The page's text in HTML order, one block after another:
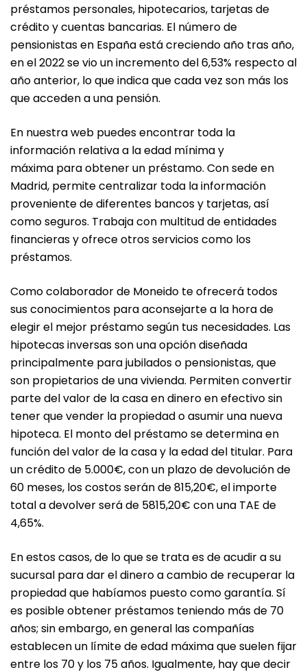
préstamos personales, hipotecarios, tarjetas de
crédito y cuentas bancarias. El número de
pensionistas en España está creciendo año tras año,
en el 2022 se vio un incremento del 6,53% respecto al
año anterior, lo que indica que cada vez son más los
que acceden a una pensión.
En nuestra web puedes encontrar toda la
información relativa a la edad mínima y
máxima para obtener un préstamo. Con sede en
Madrid, permite centralizar toda la información
proveniente de diferentes bancos y tarjetas, así
como seguros. Trabaja con multitud de entidades
financieras y ofrece otros servicios como los
préstamos.
Como colaborador de Moneido te ofrecerá todos
sus conocimientos para aconsejarte a la hora de
elegir el mejor préstamo según tus necesidades. Las
hipotecas inversas son una opción diseñada
principalmente para jubilados o pensionistas, que
son propietarios de una vivienda. Permiten convertir
parte del valor de la casa en dinero en efectivo sin
tener que vender la propiedad o asumir una nueva
hipoteca. El monto del préstamo se determina en
función del valor de la casa y la edad del titular. Para
un crédito de 5.000€, con un plazo de devolución de
60 meses, los costos serán de 815,20€, el importe
total a devolver será de 5815,20€ con una TAE de
4,65%.
En estos casos, de lo que se trata es de acudir a su
sucursal para dar el dinero a cambio de recuperar la
propiedad que habíamos puesto como garantía. Sí
es posible obtener préstamos teniendo más de 70
años; sin embargo, en general las compañías
establecen un límite de edad máxima que suelen fijar
entre los 70 y los 75 años. Igualmente, hay que decir